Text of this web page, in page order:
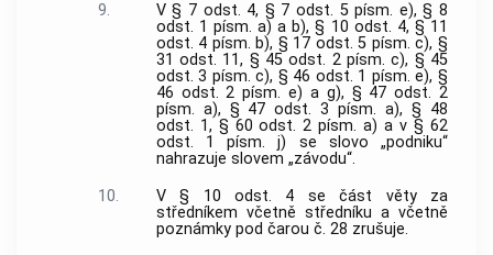
9.
V § 7 odst. 4, § 7 odst. 5 písm. e), § 8
odst. 1 písm. a) a b), § 10 odst. 4, § 11
odst. 4 písm. b), § 17 odst. 5 písm. c), §
31 odst. 11, § 45 odst. 2 písm. c), § 45
odst. 3 písm. c), § 46 odst. 1 písm. e), §
46 odst. 2 písm. e) a g), § 47 odst. 2
písm. a), § 47 odst. 3 písm. a), § 48
odst. 1, § 60 odst. 2 písm. a) a v § 62
odst. 1 písm. j) se slovo „podniku“
nahrazuje slovem „závodu“.
10.
V § 10 odst. 4 se část věty za
středníkem včetně středníku a včetně
poznámky pod čarou č. 28 zrušuje.